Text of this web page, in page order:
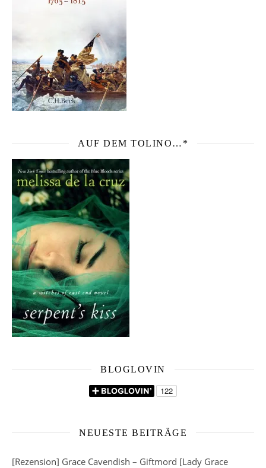
AUF DEM TOLINO…*
BLOGLOVIN
NEUESTE BEITRÄGE
[Rezension] Grace Cavendish – Giftmord [Lady Grace